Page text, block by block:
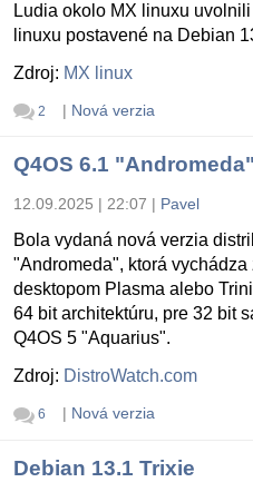
Ludia okolo MX linuxu
linuxu postavené na Debian
Zdroj: MX linux
2 | Nová verzia
Q4OS 6.1 "Andromeda"
12.09.2025 | 22:07 | Pavel
Bola vydaná nová verzia
"Andromeda", ktorá
desktopom Plasma alebo
64 bit architektúru, pre 32 bit
Q4OS 5 "Aquarius".
Zdroj: DistroWatch.com
6 | Nová verzia
Debian 13.1 Trixie